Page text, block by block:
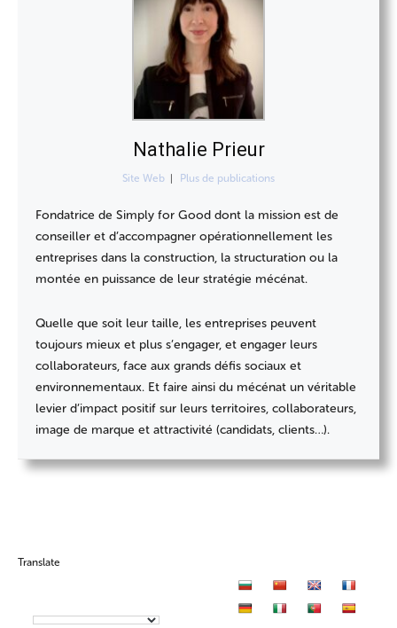
Nathalie Prieur
Site Web | Plus de publications
Fondatrice de Simply for Good dont la mission est de
conseiller et d’accompagner opérationnellement les
entreprises dans la construction, la structuration ou la
montée en puissance de leur stratégie mécénat.
Quelle que soit leur taille, les entreprises peuvent
toujours mieux et plus s’engager, et engager leurs
collaborateurs, face aux grands défis sociaux et
environnementaux. Et faire ainsi du mécénat un véritable
levier d’impact positif sur leurs territoires, collaborateurs,
image de marque et attractivité (candidats, clients…).
Translate